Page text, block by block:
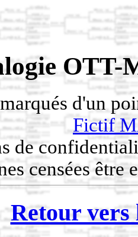
OTT-
d'un
Fictif
de
censées
Retour vers